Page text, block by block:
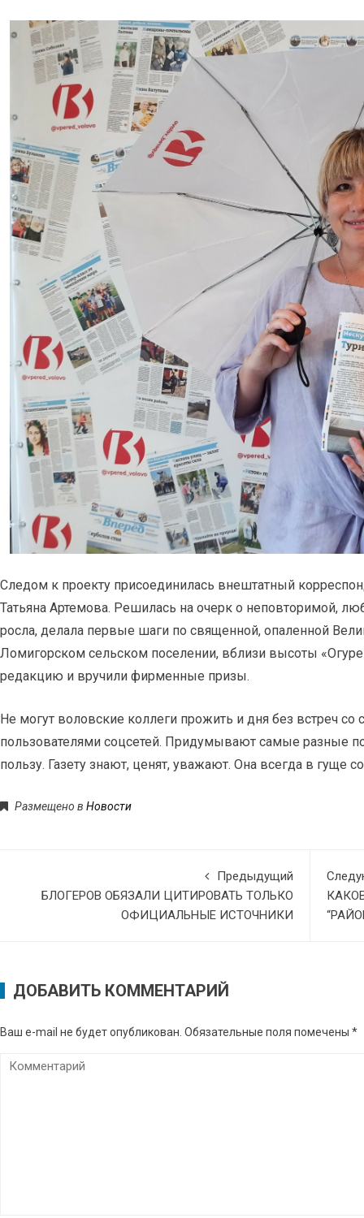
Следом к проекту присоединилась внештатный
Татьяна Артемова. Решилась на очерк о неповторимой,
росла, делала первые шаги по священной, опаленной
Ломигорском сельском поселении, вблизи высоты
редакцию и вручили фирменные призы.
Не могут воловские коллеги прожить и дня без встреч со
пользователями соцсетей. Придумывают самые разные
пользу. Газету знают, ценят, уважают. Она всегда в
Размещено в Новости
Предыдущий
БЛОГЕРОВ ОБЯЗАЛИ ЦИТИРОВАТЬ ТОЛЬКО
ОФИЦИАЛЬНЫЕ ИСТОЧНИКИ
ДОБАВИТЬ КОММЕНТАРИЙ
Ваш e-mail не будет опубликован. Обязательные поля помечены *